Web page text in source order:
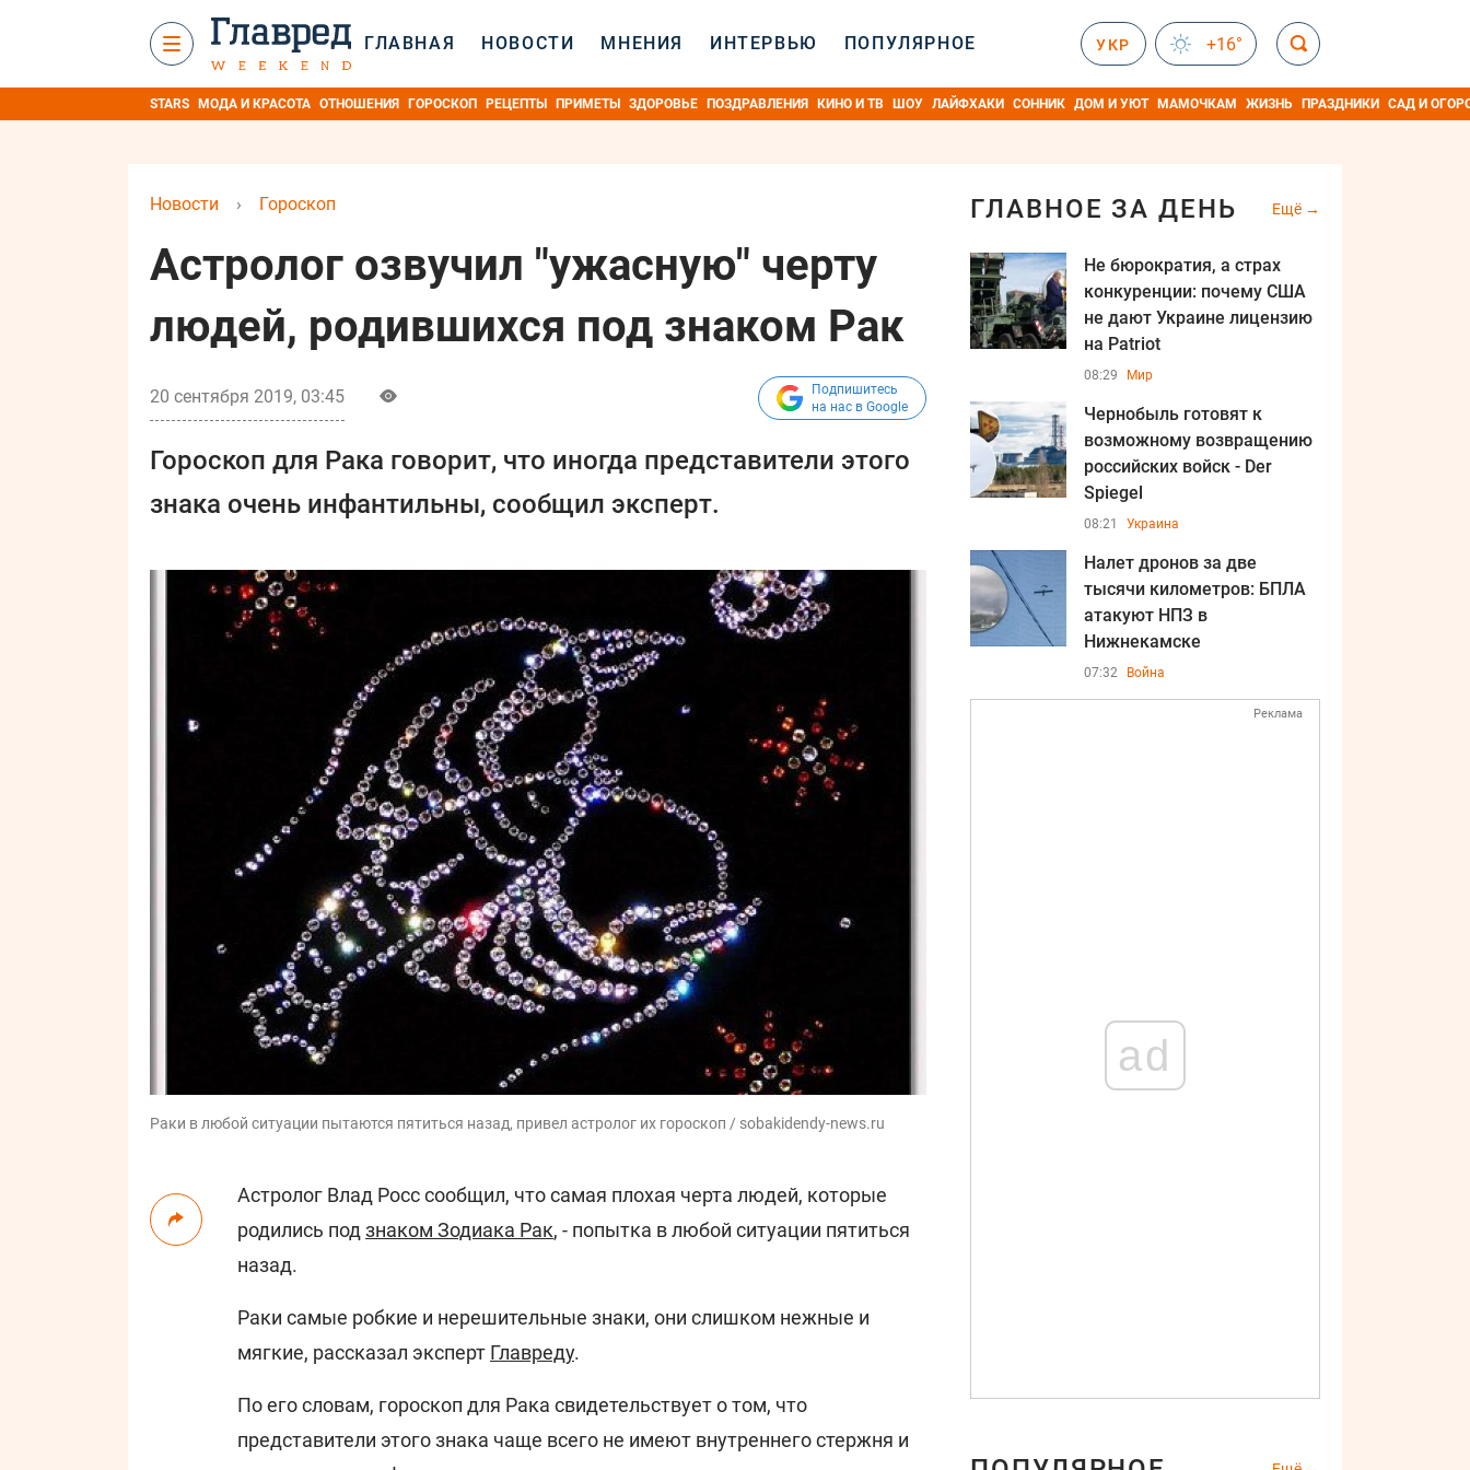
ГЛАВНАЯ НОВОСТИ МНЕНИЯ ИНТЕРВЬЮ ПОПУЛЯРНОЕ УКР +16°
STARS МОДА И КРАСОТА ОТНОШЕНИЯ ГОРОСКОП РЕЦЕПТЫ ПРИМЕТЫ ЗДОРОВЬЕ ПОЗДРАВЛЕНИЯ КИНО И ТВ ШОУ ЛАЙФХАКИ СОННИК ДОМ И УЮТ МАМОЧКАМ ЖИЗНЬ ПРАЗДНИКИ САД И
Новости › Гороскоп
Астролог озвучил "ужасную" черту
людей, родившихся под знаком Рак
20 сентября 2019, 03:45
Подпишитесь
на нас в Google
Гороскоп для Рака говорит, что иногда представители этого
знака очень инфантильны, сообщил эксперт.
Раки в любой ситуации пытаются пятиться назад, привел астролог их гороскоп / sobakidendy-news.ru
Астролог Влад Росс сообщил, что самая плохая черта людей, которые
родились под знаком Зодиака Рак, - попытка в любой ситуации пятиться
назад.
Раки самые робкие и нерешительные знаки, они слишком нежные и
мягкие, рассказал эксперт Главреду.
По его словам, гороскоп для Рака свидетельствует о том, что
представители этого знака чаще всего не имеют внутреннего стержня и
ГЛАВНОЕ ЗА ДЕНЬ Ещё
Не бюрократия, а страх
конкуренции: почему США
не дают Украине лицензию
на Patriot
08:29 Мир
Чернобыль готовят к
возможному возвращению
российских войск - Der
Spiegel
08:21 Украина
Налет дронов за две
тысячи километров: БПЛА
атакуют НПЗ в
Нижнекамске
07:32 Война
Реклама
ad